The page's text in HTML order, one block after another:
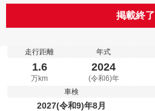
掲載終了
走行距離
1.6
万km
年式
2024
(令和6)年
車検
2027(令和9)年8月